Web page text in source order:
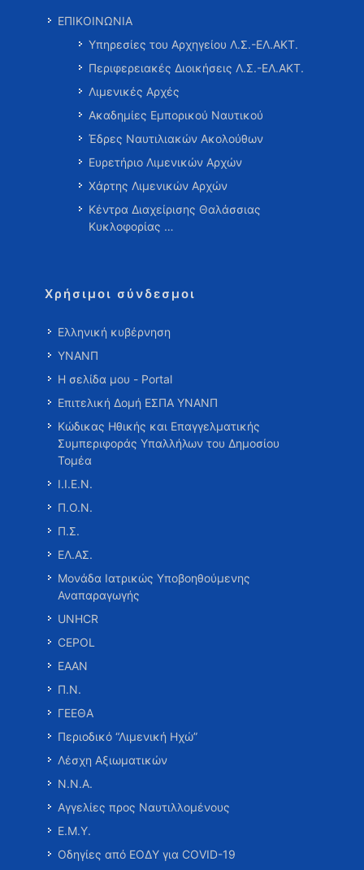
ΕΠΙΚΟΙΝΩΝΙΑ
Υπηρεσίες του Αρχηγείου Λ.Σ.-ΕΛ.ΑΚΤ.
Περιφερειακές Διοικήσεις Λ.Σ.-ΕΛ.ΑΚΤ.
Λιμενικές Αρχές
Ακαδημίες Εμπορικού Ναυτικού
Έδρες Ναυτιλιακών Ακολούθων
Ευρετήριο Λιμενικών Αρχών
Χάρτης Λιμενικών Αρχών
Κέντρα Διαχείρισης Θαλάσσιας
Κυκλοφορίας …
Χρήσιμοι σύνδεσμοι
Ελληνική κυβέρνηση
ΥΝΑΝΠ
Η σελίδα μου - Portal
Επιτελική Δομή ΕΣΠΑ ΥΝΑΝΠ
Κώδικας Ηθικής και Επαγγελματικής
Συμπεριφοράς Υπαλλήλων του Δημοσίου
Τομέα
Ι.Ι.Ε.Ν.
Π.Ο.Ν.
Π.Σ.
ΕΛ.ΑΣ.
Μονάδα Ιατρικώς Υποβοηθούμενης
Αναπαραγωγής
UNHCR
CEPOL
ΕΑΑΝ
Π.Ν.
ΓΕΕΘΑ
Περιοδικό “Λιμενική Ηχώ”
Λέσχη Αξιωματικών
Ν.Ν.Α.
Αγγελίες προς Ναυτιλλομένους
Ε.Μ.Υ.
Οδηγίες από ΕΟΔΥ για COVID-19